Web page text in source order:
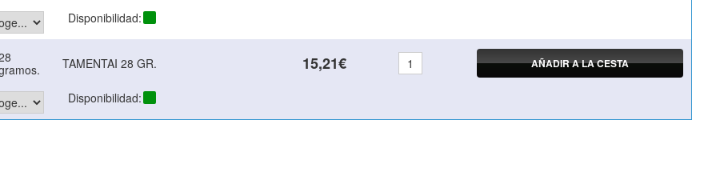
Disponibilidad:
TAMENTAI 28 GR. 15,21€ AÑADIR A LA CESTA
Disponibilidad: